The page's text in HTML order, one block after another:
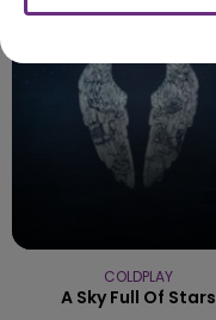
COLDPLAY
A Sky Full Of Stars